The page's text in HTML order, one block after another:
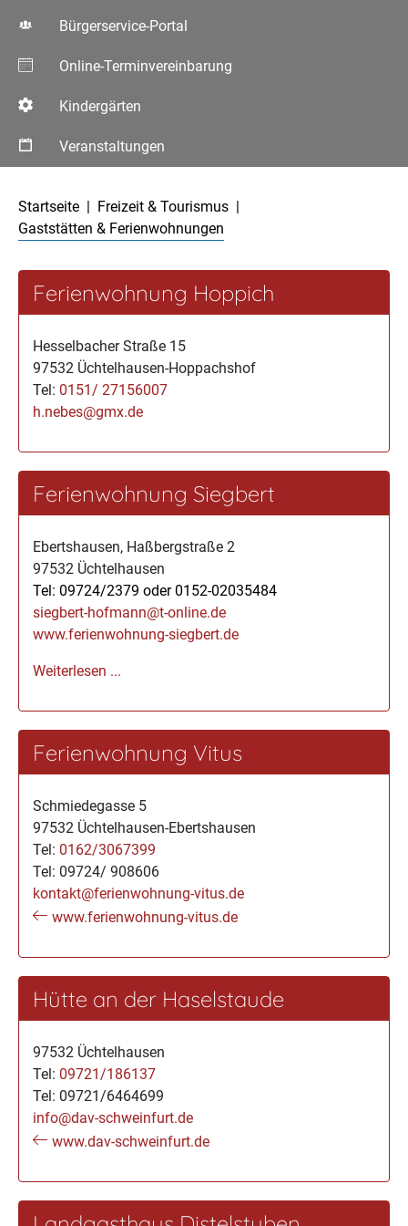
Bürgerservice-Portal
Online-Terminvereinbarung
Kindergärten
Veranstaltungen
Startseite
Freizeit & Tourismus
Gaststätten & Ferienwohnungen
Ferienwohnung Hoppich
Hesselbacher Straße 15
97532 Üchtelhausen-Hoppachshof
Tel: 0151/ 27156007
h.nebes@gmx.de
Ferienwohnung Siegbert
Ebertshausen, Haßbergstraße 2
97532 Üchtelhausen
Tel: 09724/2379 oder 0152-02035484
siegbert-hofmann@t-online.de
www.ferienwohnung-siegbert.de
Weiterlesen ...
Ferienwohnung Vitus
Schmiedegasse 5
97532 Üchtelhausen-Ebertshausen
Tel: 0162/3067399
Tel: 09724/ 908606
kontakt@ferienwohnung-vitus.de
www.ferienwohnung-vitus.de
Hütte an der Haselstaude
97532 Üchtelhausen
Tel: 09721/186137
Tel: 09721/6464699
info@dav-schweinfurt.de
www.dav-schweinfurt.de